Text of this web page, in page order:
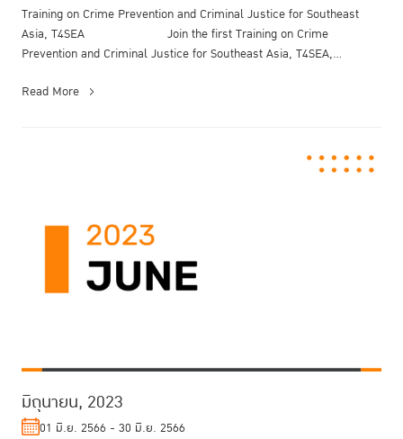
Training on Crime Prevention and Criminal Justice for Southeast
Asia, T4SEA Join the first Training on Crime
Prevention and Criminal Justice for Southeast Asia, T4SEA,
Read More
มิถุนายน, 2023
01 มิ.ย. 2566 - 30 มิ.ย. 2566